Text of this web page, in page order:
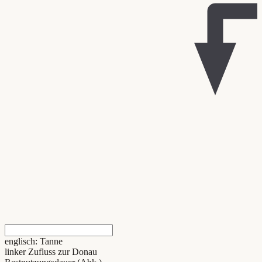
englisch: Tanne
linker Zufluss zur Donau